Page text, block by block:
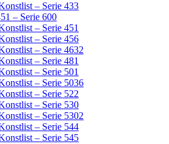
– Serie 433
– Serie 600
– Serie 451
– Serie 456
– Serie 4632
– Serie 481
– Serie 501
– Serie 5036
– Serie 522
– Serie 530
– Serie 5302
– Serie 544
– Serie 545